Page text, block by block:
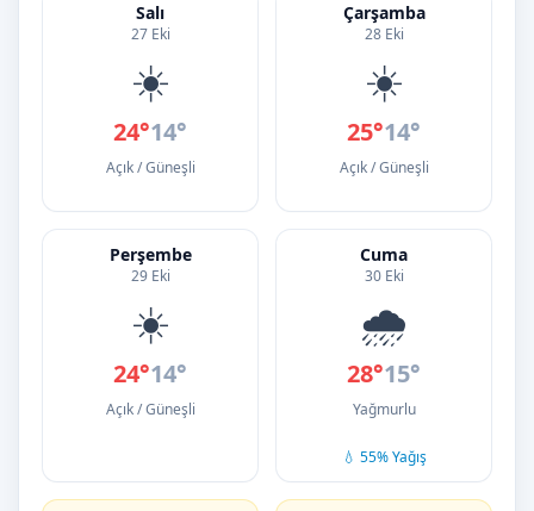
Salı
27 Eki
☀️
24°14°
Açık / Güneşli
Çarşamba
28 Eki
☀️
25°14°
Açık / Güneşli
Perşembe
29 Eki
☀️
24°14°
Açık / Güneşli
Cuma
30 Eki
🌧️
28°15°
Yağmurlu
💧 55% Yağış